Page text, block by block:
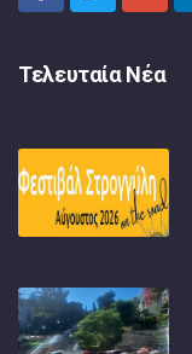
Τελευταία Νέα